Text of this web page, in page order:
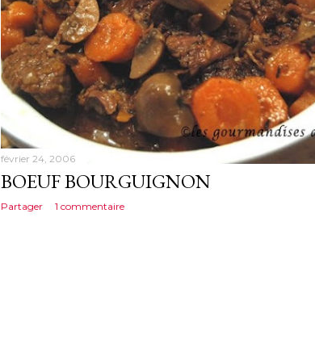
février 24, 2006
BOEUF BOURGUIGNON
Partager 1 commentaire